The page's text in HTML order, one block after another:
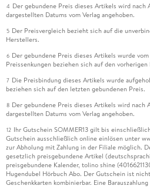
4 Der gebundene Preis dieses Artikels wird nach
dargestellten Datums vom Verlag angehoben.
5 Der Preisvergleich bezieht sich auf die
Herstellers.
6 Der gebundene Preis dieses Artikels wurde
Preissenkungen beziehen sich auf den vorherigen
7 Die Preisbindung dieses Artikels wurde
beziehen sich auf den letzten gebundenen Preis.
8 Der gebundene Preis dieses Artikels wird nach
dargestellten Datums vom Verlag angehoben.
12 Ihr Gutschein SOMMER13 gilt bis
Gutschein ausschließlich online einlösen unter
zur Abholung mit Zahlung in der Filiale möglich.
gesetzlich preisgebundene Artikel
preisgebundene Kalender, tolino shine
Hugendubel Hörbuch Abo. Der Gutschein ist
Geschenkkarten kombinierbar. Eine